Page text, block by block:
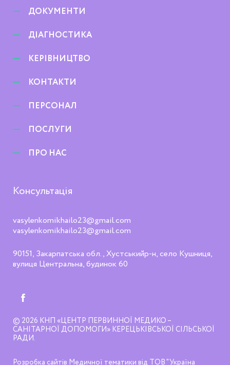
ДОКУМЕНТИ
ДІАГНОСТИКА
КЕРІВНИЦТВО
КОНТАКТИ
ПЕРСОНАЛ
ПОСЛУГИ
ПРО НАС
Консультація
vasylenkomikhailo23@gmail.com
vasylenkomikhailo23@gmail.com
90151, Закарпатська обл., Хустськийр-н, село Кушниця,
вулиця Центральна, будинок 60
© 2026 КНП «ЦЕНТР ПЕРВИННОЇ МЕДИКО –
САНІТАРНОЇ ДОПОМОГИ» КЕРЕЦЬКІВСЬКОЇ СІЛЬСЬКОЇ
РАДИ
Розробка сайтів Медичної тематики від ТОВ "Україна